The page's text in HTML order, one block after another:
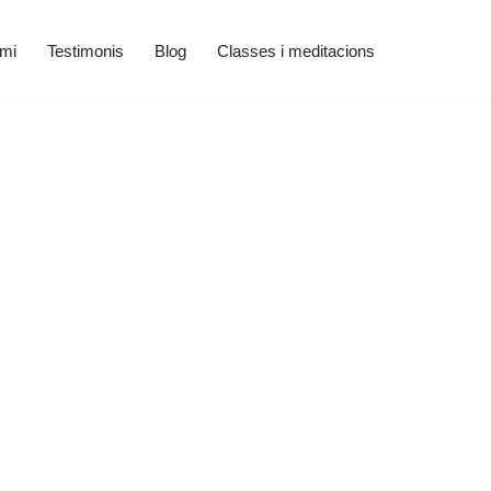
Testimonis Blog Classes i meditacions